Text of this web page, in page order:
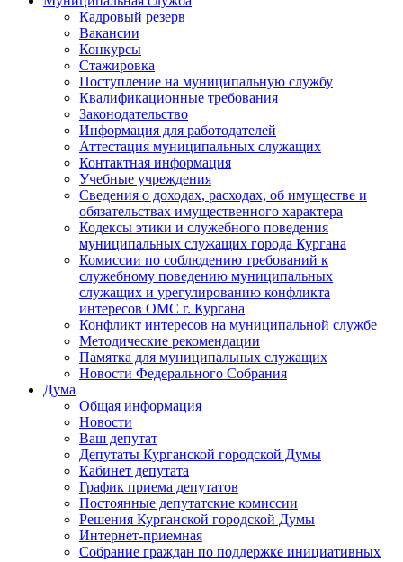
Кадровый резерв
Вакансии
Конкурсы
Стажировка
Поступление на муниципальную службу
Квалификационные требования
Законодательство
Информация для работодателей
Аттестация муниципальных служащих
Контактная информация
Учебные учреждения
Сведения о доходах, расходах, об имуществе и
обязательствах имущественного характера
Кодексы этики и служебного поведения
муниципальных служащих города Кургана
Комиссии по соблюдению требований к
служебному поведению муниципальных
служащих и урегулированию конфликта
интересов ОМС г. Кургана
Конфликт интересов на муниципальной службе
Методические рекомендации
Памятка для муниципальных служащих
Новости Федерального Cобрания
Дума
Общая информация
Новости
Ваш депутат
Депутаты Курганской городской Думы
Кабинет депутата
График приема депутатов
Постоянные депутатские комиссии
Решения Курганской городской Думы
Интернет-приемная
Собрание граждан по поддержке инициативных